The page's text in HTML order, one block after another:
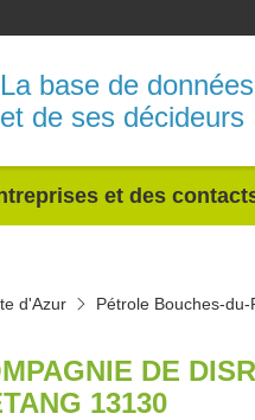
La base de
et de ses décideurs
et des
d'Azur Pétrole Bouches-du-
DE
13130